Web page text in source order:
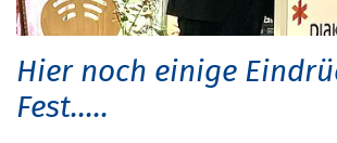
Hier noch einige
Fest.....